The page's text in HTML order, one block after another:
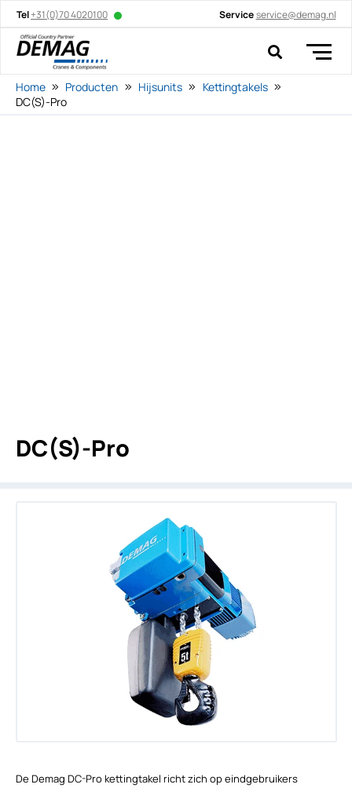
Tel+31(0)70 4020100 Serviceservice@demag.nl
Home Producten Hijsunits
Kettingtakels
DC(S)-Pro
DC(S)-Pro
De Demag DC-Pro kettingtakel richt zich op eindgebruikers